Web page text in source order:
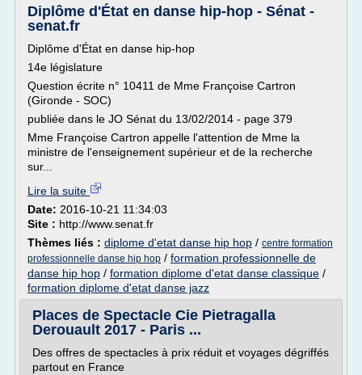
Diplôme d'État en danse hip-hop - Sénat -
senat.fr
Diplôme d'État en danse hip-hop
14e législature
Question écrite n° 10411 de Mme Françoise Cartron
(Gironde - SOC)
publiée dans le JO Sénat du 13/02/2014 - page 379
Mme Françoise Cartron appelle l'attention de Mme la
ministre de l'enseignement supérieur et de la recherche
sur...
Lire la suite
Date: 2016-10-21 11:34:03
Site : http://www.senat.fr
Thèmes liés : diplome d'etat danse hip hop / centre formation
professionnelle danse hip hop / formation professionnelle de
danse hip hop / formation diplome d'etat danse classique /
formation diplome d'etat danse jazz
Places de Spectacle Cie Pietragalla
Derouault 2017 - Paris ...
Des offres de spectacles à prix réduit et voyages dégriffés
partout en France